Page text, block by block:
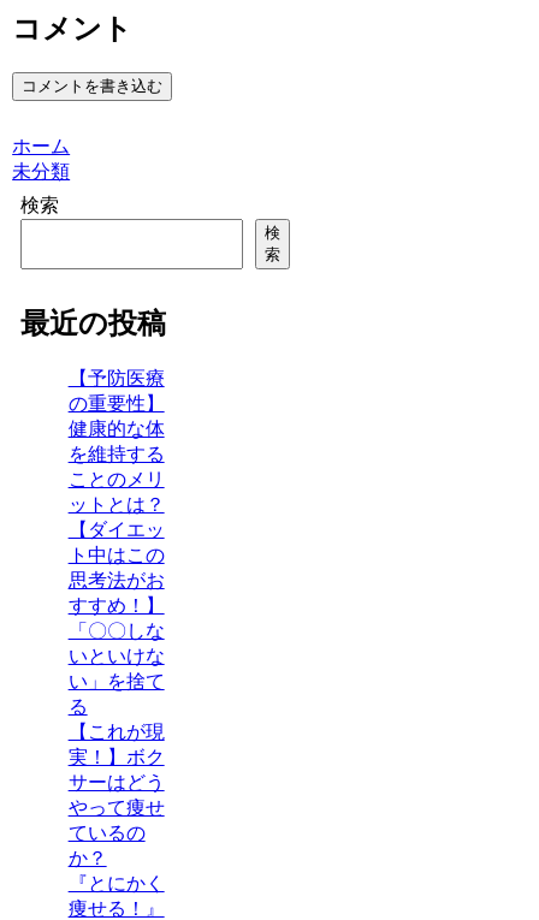
コメント
コメントを書き込む
ホーム
未分類
検索
検
索
最近の投稿
【予防医療
の重要性】
健康的な体
を維持する
ことのメリ
ットとは？
【ダイエッ
ト中はこの
思考法がお
すすめ！】
「〇〇しな
いといけな
い」を捨て
る
【これが現
実！】ボク
サーはどう
やって痩せ
ているの
か？
『とにかく
痩せる！』